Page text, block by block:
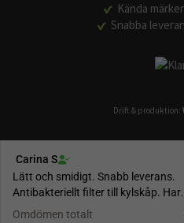
Kända
Snabba
Drift & produktion: